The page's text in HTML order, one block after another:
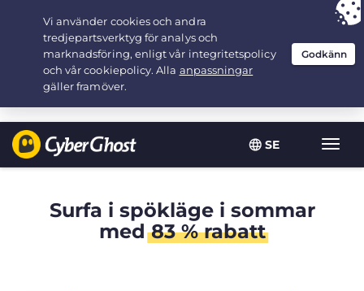
SE
Växla
Your choice:The Best Dealfor 2.1666666666667-years at $
/month
Surfa i spökläge i sommar
med83 % rabatt